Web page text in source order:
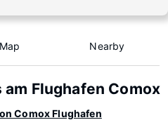
Map Nearby
Flughafen Comox
Comox Flughafen